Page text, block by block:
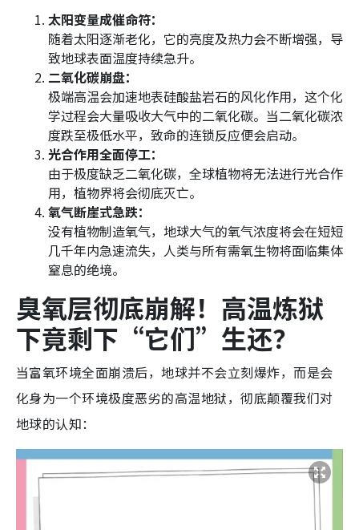
太阳变量成催命符：
随着太阳逐渐老化，它的亮度及热力会不断增强，导
致地球表面温度持续急升。
二氧化碳崩盘：
极端高温会加速地表硅酸盐岩石的风化作用，这个化
学过程会大量吸收大气中的二氧化碳。当二氧化碳浓
度跌至极低水平，致命的连锁反应便会启动。
光合作用全面停工：
由于极度缺乏二氧化碳，全球植物将无法进行光合作
用，植物界将会彻底灭亡。
氧气断崖式急跌：
没有植物制造氧气，地球大气的氧气浓度将会在短短
几千年内急速流失，人类与所有需氧生物将面临集体
窒息的绝境。
臭氧层彻底崩解！高温炼狱
下竟剩下“它们”生还？
当富氧环境全面崩溃后，地球并不会立刻爆炸，而是会
化身为一个环境极度恶劣的高温地狱，彻底颠覆我们对
地球的认知：